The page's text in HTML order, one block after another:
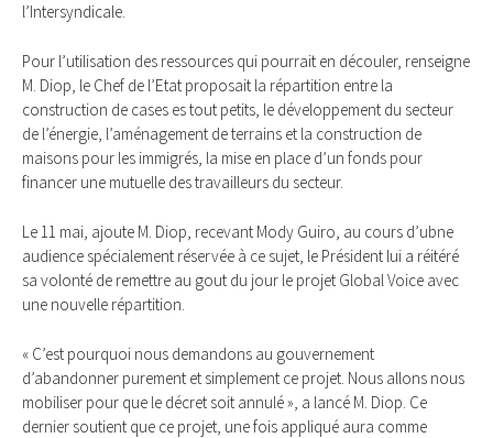
l’Intersyndicale.
Pour l’utilisation des ressources qui pourrait en découler, renseigne
M. Diop, le Chef de l’Etat proposait la répartition entre la
construction de cases es tout petits, le développement du secteur
de l’énergie, l’aménagement de terrains et la construction de
maisons pour les immigrés, la mise en place d’un fonds pour
financer une mutuelle des travailleurs du secteur.
Le 11 mai, ajoute M. Diop, recevant Mody Guiro, au cours d’ubne
audience spécialement réservée à ce sujet, le Président lui a réitéré
sa volonté de remettre au gout du jour le projet Global Voice avec
une nouvelle répartition.
« C’est pourquoi nous demandons au gouvernement
d’abandonner purement et simplement ce projet. Nous allons nous
mobiliser pour que le décret soit annulé », a lancé M. Diop. Ce
dernier soutient que ce projet, une fois appliqué aura comme